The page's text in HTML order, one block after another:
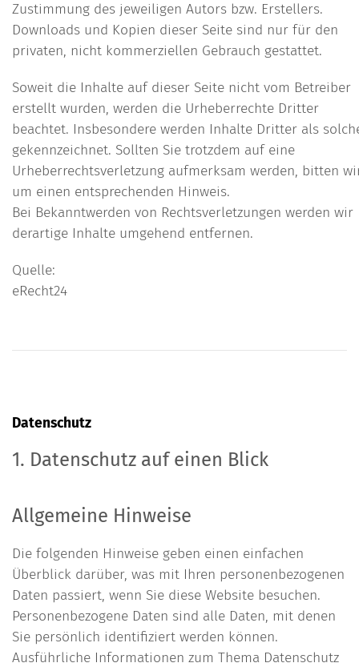
Zustimmung des jeweiligen Autors bzw. Erstellers.
Downloads und Kopien dieser Seite sind nur für den
privaten, nicht kommerziellen Gebrauch gestattet.
Soweit die Inhalte auf dieser Seite nicht vom Betreiber
erstellt wurden, werden die Urheberrechte Dritter
beachtet. Insbesondere werden Inhalte Dritter als
gekennzeichnet. Sollten Sie trotzdem auf eine
Urheberrechtsverletzung aufmerksam werden, bitten
um einen entsprechenden Hinweis.
Bei Bekanntwerden von Rechtsverletzungen werden wir
derartige Inhalte umgehend entfernen.
Quelle:
eRecht24
Datenschutz
1. Datenschutz auf einen Blick
Allgemeine Hinweise
Die folgenden Hinweise geben einen einfachen
Überblick darüber, was mit Ihren personenbezogenen
Daten passiert, wenn Sie diese Website besuchen.
Personenbezogene Daten sind alle Daten, mit denen
Sie persönlich identifiziert werden können.
Ausführliche Informationen zum Thema Datenschutz